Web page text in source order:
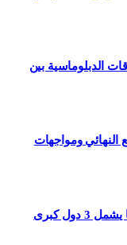
العلاقات الدبلوماسية بين
النهائي ومواجهات
اتفاق دفاعي بين السعودية وباكستان وتركيا يشمل 3 دول كبرى